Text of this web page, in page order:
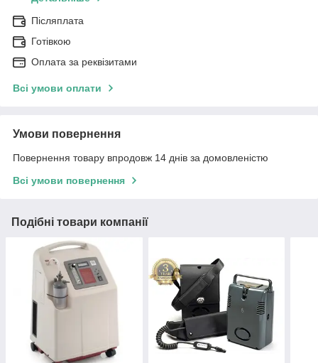
Післяплата
Готівкою
Оплата за реквізитами
Всі умови оплати
Умови повернення
Повернення товару впродовж 14 днів за домовленістю
Всі умови повернення
Подібні товари компанії